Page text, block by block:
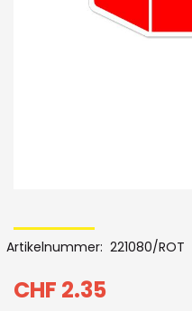
to
the
beginning
CHF 2.35
Artikelnummer 221080/ROT